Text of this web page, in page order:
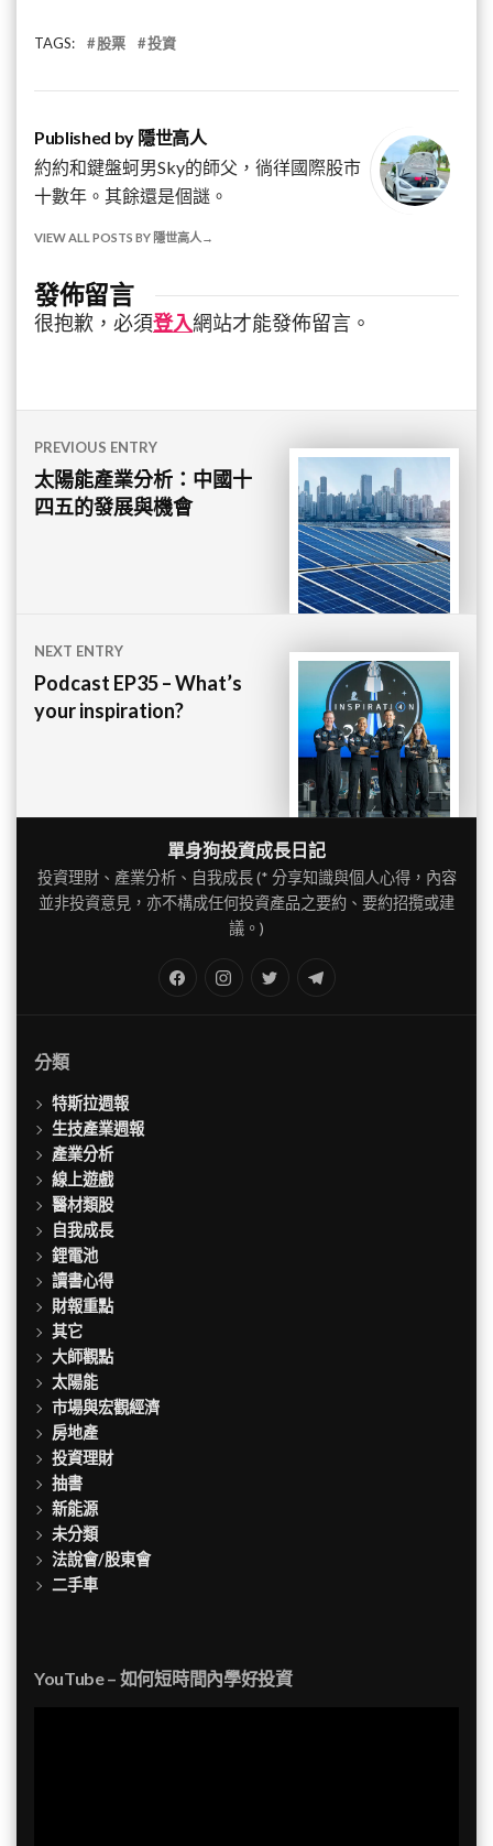
TAGS: 股票 投資
Published by 隱世高人
約約和鍵盤蚵男Sky的師父，徜徉國際股市
十數年。其餘還是個謎。
VIEW ALL POSTS BY 隱世高人
發佈留言
很抱歉，必須登入網站才能發佈留言。
文
章
導
PREVIOUS ENTRY
太陽能產業分析：中國十
四五的發展與機會
NEXT ENTRY
Podcast EP35 – What’s
your inspiration?
單身狗投資成長日記
投資理財、產業分析、自我成長 (* 分享知識與個人心得，內容
並非投資意見，亦不構成任何投資產品之要約、要約招攬或建
議。)
Twitter
分類
特斯拉週報
生技產業週報
產業分析
線上遊戲
醫材類股
自我成長
鋰電池
讀書心得
財報重點
其它
大師觀點
太陽能
市場與宏觀經濟
房地產
投資理財
抽書
新能源
未分類
法說會/股東會
二手車
YouTube – 如何短時間內學好投資